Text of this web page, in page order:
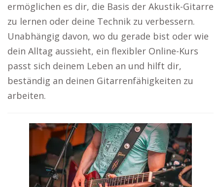
ermöglichen es dir, die Basis der Akustik-Gitarre
zu lernen oder deine Technik zu verbessern.
Unabhängig davon, wo du gerade bist oder wie
dein Alltag aussieht, ein flexibler Online-Kurs
passt sich deinem Leben an und hilft dir,
beständig an deinen Gitarrenfähigkeiten zu
arbeiten.